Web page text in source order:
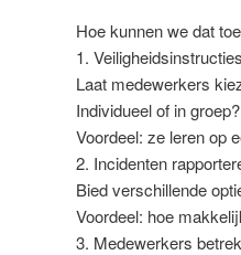
Hoe kunnen we dat
1.
Laat medewerkers
Individueel of in
Voordeel: ze leren op
2. Incidenten
Bied verschillende
Voordeel: hoe
3. Medewerkers